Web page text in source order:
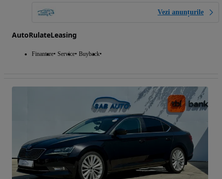
Vezi anunțurile
AutoRulateLeasing
Finantare Service Buyback